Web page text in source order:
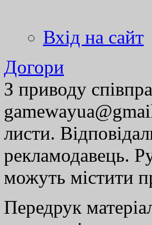
Вхід на сайт
Догори
З приводу
листи.
рекламодавець.
можуть містити
Передрук